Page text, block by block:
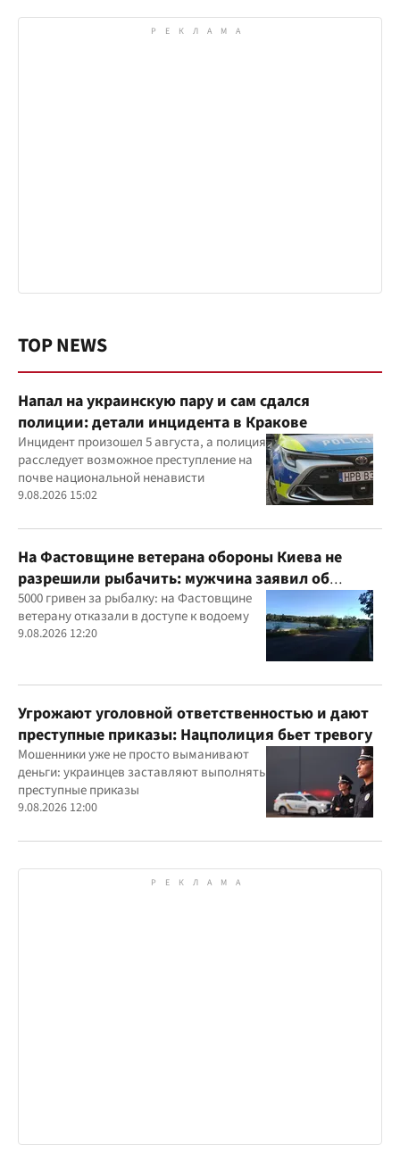
TOP NEWS
Напал на украинскую пару и сам сдался
полиции: детали инцидента в Кракове
Инцидент произошел 5 августа, а полиция
расследует возможное преступление на
почве национальной ненависти
9.08.2026 15:02
На Фастовщине ветерана обороны Киева не
разрешили рыбачить: мужчина заявил об
угрозах
5000 гривен за рыбалку: на Фастовщине
ветерану отказали в доступе к водоему
9.08.2026 12:20
Угрожают уголовной ответственностью и дают
преступные приказы: Нацполиция бьет тревогу
Мошенники уже не просто выманивают
деньги: украинцев заставляют выполнять
преступные приказы
9.08.2026 12:00